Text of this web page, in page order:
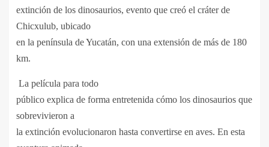
extinción de los dinosaurios, evento que creó el cráter de
Chicxulub, ubicado
en la península de Yucatán, con una extensión de más de 180
km.
La película para todo
público explica de forma entretenida cómo los dinosaurios que
sobrevivieron a
la extinción evolucionaron hasta convertirse en aves. En esta